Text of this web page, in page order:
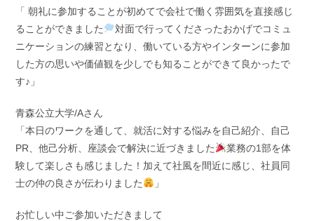
「 朝礼に参加することが初めてで会社で働く雰囲気を直接感じ
ることができました
対面で行ってくださったおかげでコミュ
ニケーションの練習となり、働いている方やインターンに参加
した方の思いや価値観を少しでも知ることができて良かったで
す♪」
青森公立大学/Aさん
「本日のワークを通して、就活に対する悩みを自己紹介、自己
PR、他己分析、座談会で解決に近づきました
業務の1部を体
験して楽しさも感じました！加えて社風を間近に感じ、社員同
士の仲の良さが伝わりました
」
お忙しい中ご参加いただきまして